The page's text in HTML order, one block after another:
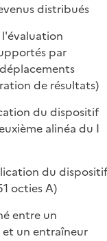
distribués
par
de résultats)
du dispositif
alinéa du I
du
octies A)
entre un
un entraîneur